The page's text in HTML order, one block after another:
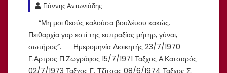
Γιάννης Αντωνιάδης
“Μη μοι θεούς καλούσα βουλέυου κακώς.
Πειθαρχία γαρ εστί της ευπραξίας μήτηρ, γύναι,
σωτήρος”. Ημερομηνία Διοικητής 23/7/1970
Γ.Αρτρος Π.Ζωγράφος 15/7/1971 Ταξχος Α.Κατσαρός
02/7/1973 Ταξχος Γ. Τζίτσας 08/6/1974 Ταξχος Σ.